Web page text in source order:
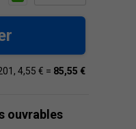
4,55 € = 85,55 €
ouvrables